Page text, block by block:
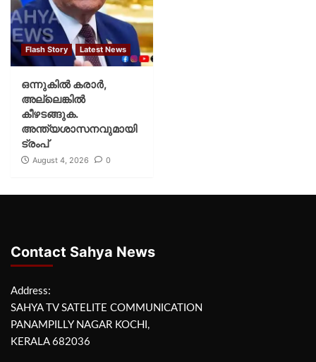
Flash Story Latest News
ഒന്നുകില്‍ കരാര്‍,
അല്ലെങ്കില്‍
കീഴടങ്ങുക.
അന്ത്യശാസനവുമായി
ട്രംപ്
August 4, 2026 0
Contact Sahya News
Address:
SAHYA TV SATELITE COMMUNICATION
PANAMPILLY NAGAR KOCHI,
KERALA 682036